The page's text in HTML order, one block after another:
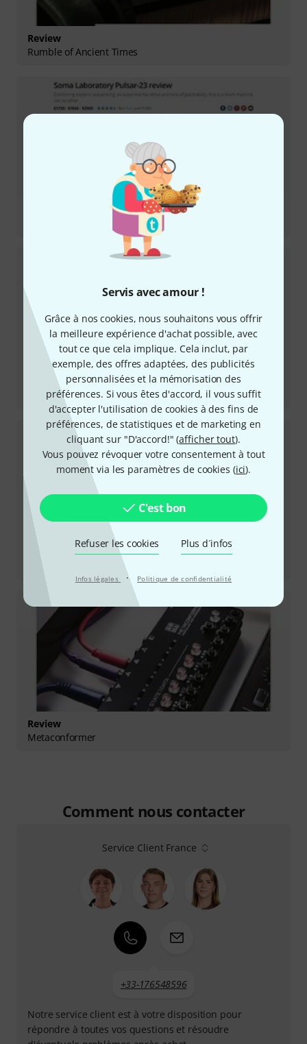
Servis avec amour !
Grâce à nos cookies, nous souhaitons vous offrir
la meilleure expérience d'achat possible, avec
tout ce que cela implique. Cela inclut, par
exemple, des offres adaptées, des publicités
personnalisées et la mémorisation des
préférences. Si vous êtes d'accord, il vous suffit
d'accepter l'utilisation de cookies à des fins de
préférences, de statistiques et de marketing en
cliquant sur "D'accord!" (afficher tout).
Vous pouvez révoquer votre consentement à tout
moment via les paramètres de cookies (ici).
C'est bon
Refuser les cookies Plus d´infos
Infos légales · Politique de confidentialité
Review
Rumble of Ancient Times
Review
Harvezi Hazze
Review
Metaconformer
Comment nous contacter
Service Client France
+33-176548596
Notre service client est à votre disposition pour
répondre à toutes vos questions et résoudre